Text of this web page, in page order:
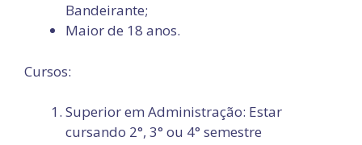
Bandeirante;
Maior de 18 anos.
Cursos:
Superior em Administração: Estar
cursando 2°, 3° ou 4° semestre